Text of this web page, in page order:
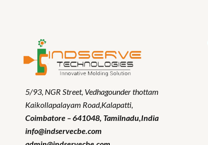
5/93, NGR Street, Vedhagounder thottam
Kaikollapalayam Road,Kalapatti,
Coimbatore – 641048, Tamilnadu,India
info@indservecbe.com